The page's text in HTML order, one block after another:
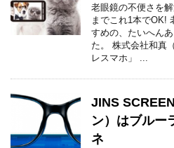
老眼鏡の不便さを
までこれ1本でOK!
すめの、たいへん
た。 株式会社和真
レスマホ」 ...
JINS
ン）はブルー
ネ